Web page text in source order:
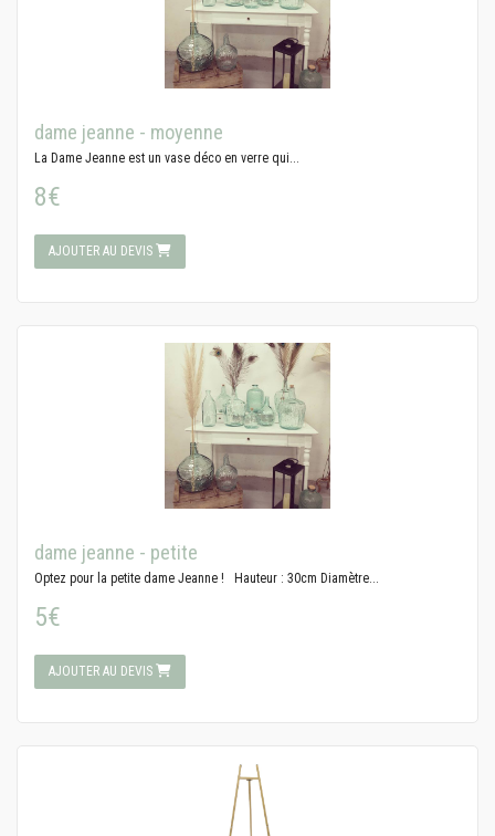
dame jeanne - moyenne
La Dame Jeanne est un vase déco en verre qui...
8€
AJOUTER AU DEVIS
dame jeanne - petite
Optez pour la petite dame Jeanne ! Hauteur : 30cm Diamètre...
5€
AJOUTER AU DEVIS